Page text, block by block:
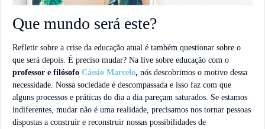
Que mundo será este?
Refletir sobre a crise da educação atual é também questionar sobre o
que será depois. É preciso mudar? Na live sobre educação com o
professor e filósofo Cássio Marcelo, nós descobrimos o motivo dessa
necessidade. Nossa sociedade é descompassada e isso faz com que
alguns processos e práticas do dia a dia pareçam saturados. Se estamos
indiferentes, mudar não é uma realidade, precisamos nos tornar pessoas
dispostas a construir e reconstruir nossas possibilidades de